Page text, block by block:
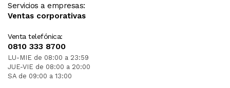
Servicios a empresas:
Ventas corporativas
Venta telefónica:
0810 333 8700
LU-MIE de 08:00 a 23:59
JUE-VIE de 08:00 a 20:00
SA de 09:00 a 13:00